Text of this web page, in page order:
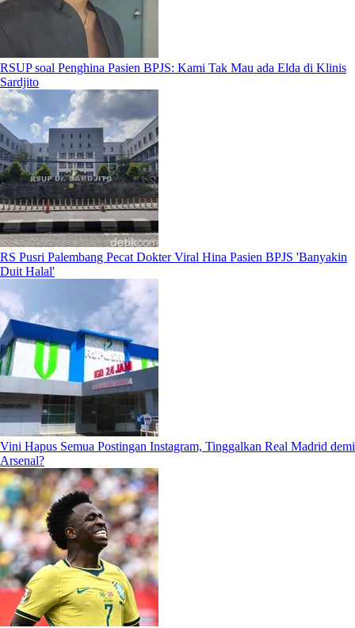
RSUP soal Penghina Pasien BPJS: Kami Tak Mau ada Elda di Klinis
Sardjito
RS Pusri Palembang Pecat Dokter Viral Hina Pasien BPJS 'Banyakin
Duit Halal'
Vini Hapus Semua Postingan Instagram, Tinggalkan Real Madrid demi
Arsenal?